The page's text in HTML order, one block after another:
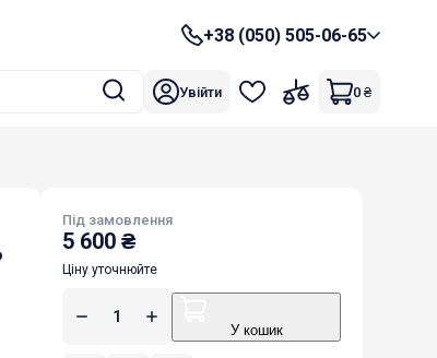
+38 (050) 505-06-65
Увійти 0 ₴
Під замовлення
5 600 ₴
Ціну уточнюйте
У кошик